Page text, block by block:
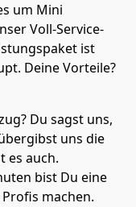
um Mini
Voll-Service-
ist
Deine Vorteile?
Du sagst uns,
uns die
es auch.
bist Du eine
Profis machen.